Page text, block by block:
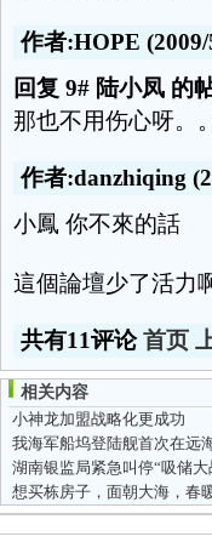
作者:HOPE
回复 9# 陆小凤 的
那也不用伤心呀。。
作者:danzhiqing
小鳳 你不來的話
這個論壇少了活力
共有11评论首页
相关内容
小神龙加盟战略化更成功
我海军船坞登陆舰首次在远
湖南银监局紧急叫停“吸储大
想买栋房子，面朝大海，春